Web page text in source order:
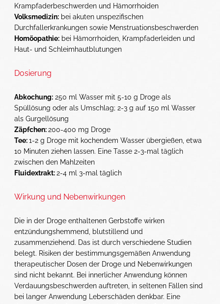
Krampfaderbeschwerden und Hämorrhoiden
Volksmedizin: bei akuten unspezifischen
Durchfallerkrankungen sowie Menstruationsbeschwerden
Homöopathie: bei Hämorrhoiden, Krampfaderleiden und
Haut- und Schleimhautblutungen
Dosierung
Abkochung: 250 ml Wasser mit 5-10 g Droge als
Spüllösung oder als Umschlag; 2-3 g auf 150 ml Wasser
als Gurgellösung
Zäpfchen:200-400 mg Droge
Tee:1-2 g Droge mit kochendem Wasser übergießen, etwa
10 Minuten ziehen lassen. Eine Tasse 2-3-mal täglich
zwischen den Mahlzeiten
Fluidextrakt:2-4 ml 3-mal täglich
Wirkung und Nebenwirkungen
Die in der Droge enthaltenen Gerbstoffe wirken
entzündungs­hemmend, blutstillend und
zusammenziehend. Das ist durch verschiedene Studien
belegt. Risiken der bestimmungs­gemäßen Anwendung
therapeutischer Dosen der Droge und Nebenwirkungen
sind nicht bekannt. Bei innerlicher Anwendung können
Verdauungsbeschwerden auftreten, in seltenen Fällen sind
bei langer Anwendung Leberschäden denkbar. Eine